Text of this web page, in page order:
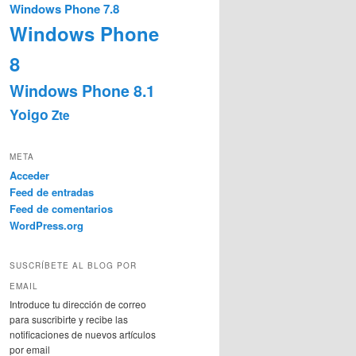
Windows Phone 7.8
Windows Phone
8
Windows Phone 8.1
Yoigo Zte
META
Acceder
Feed de entradas
Feed de comentarios
WordPress.org
SUSCRÍBETE AL BLOG POR
EMAIL
Introduce tu dirección de correo
para suscribirte y recibe las
notificaciones de nuevos artículos
por email